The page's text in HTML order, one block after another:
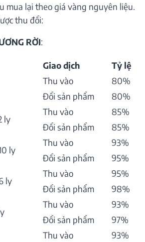
mua lại theo giá vàng nguyên liệu.
thu đổi:
RỜI:
Giao dịch Tỷ lệ
Thu vào
80%
Đổi sản phẩm
80%
ly
Thu vào
85%
Đổi sản phẩm
85%
ly
Thu vào
93%
Đổi sản phẩm
95%
ly
Thu vào
95%
Đổi sản phẩm
98%
Thu vào
93%
Đổi sản phẩm
97%
Thu vào
93%